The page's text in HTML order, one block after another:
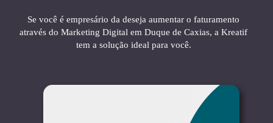
Se você é empresário da deseja aumentar o faturamento
através do Marketing Digital em Duque de Caxias, a Kreatif
tem a solução ideal para você.